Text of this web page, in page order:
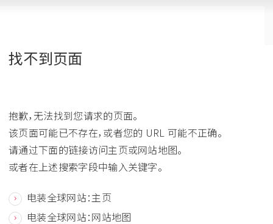
找不到页面
抱歉，无法找到您请求的页面。
该页面可能已不存在，或者您的 URL 可能不正确。
请通过下面的链接访问主页或网站地图。
或者在上述搜索字段中输入关键字。
电装全球网站：主页
电装全球网站：网站地图